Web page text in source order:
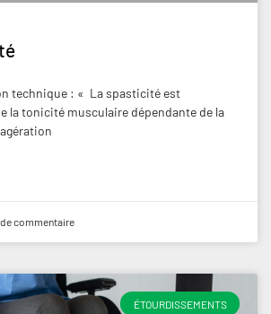
technique : « La spasticité est
la tonicité musculaire dépendante de la
de commentaire
ÉTOURDISSEMENTS